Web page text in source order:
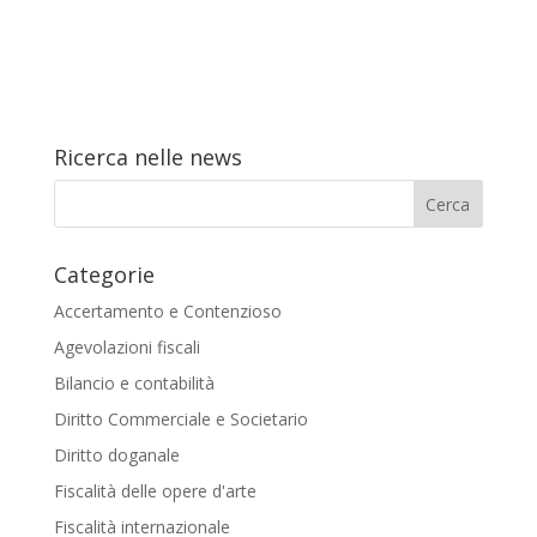
Ricerca nelle news
Categorie
Accertamento e Contenzioso
Agevolazioni fiscali
Bilancio e contabilità
Diritto Commerciale e Societario
Diritto doganale
Fiscalità delle opere d'arte
Fiscalità internazionale